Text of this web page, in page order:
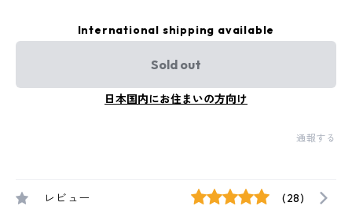
International shipping available
Sold out
日本国内にお住まいの方向け
通報する
レビュー (28)